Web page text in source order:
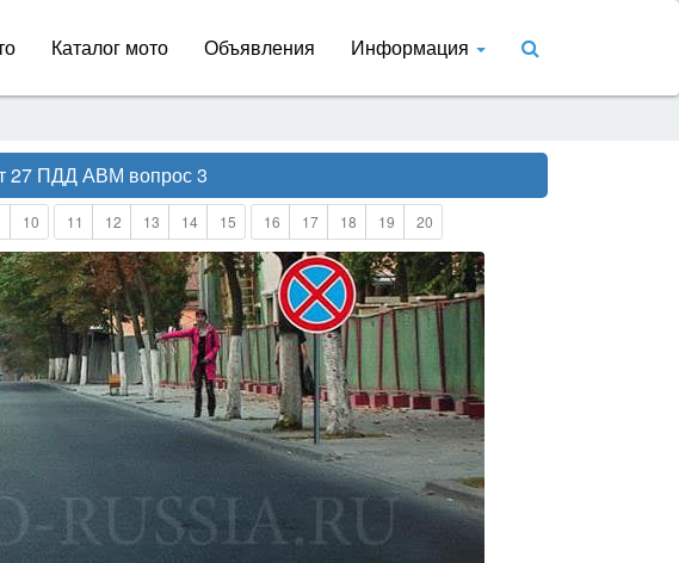
Каталог мото Объявления Информация
27 ПДД АВМ вопрос 3
10 11 12 13 14 15 16 17 18 19 20